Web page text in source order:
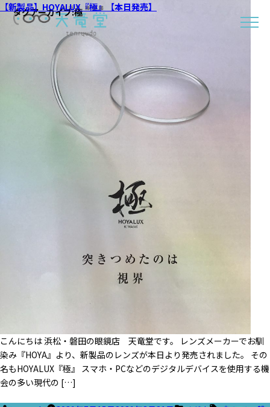
タグアーカイブ:極
【新製品】HOYALUX『極』【本日発売】
こんにちは 浜松・磐田の眼鏡店 天竜堂です。 レンズメーカーでお馴
染み『HOYA』より、新製品のレンズが本日より発売されました。 その
名もHOYALUX『極』 スマホ・PCなどのデジタルデバイスを使用する機
会の多い現代の […]